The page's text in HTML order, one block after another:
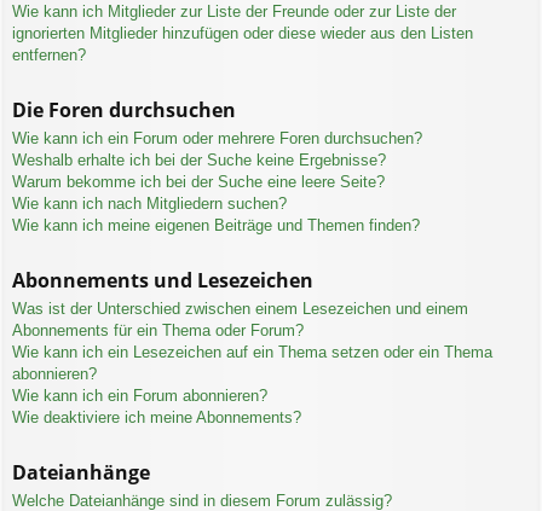
Wie kann ich Mitglieder zur Liste der Freunde oder zur Liste der
ignorierten Mitglieder hinzufügen oder diese wieder aus den Listen
entfernen?
Die Foren durchsuchen
Wie kann ich ein Forum oder mehrere Foren durchsuchen?
Weshalb erhalte ich bei der Suche keine Ergebnisse?
Warum bekomme ich bei der Suche eine leere Seite?
Wie kann ich nach Mitgliedern suchen?
Wie kann ich meine eigenen Beiträge und Themen finden?
Abonnements und Lesezeichen
Was ist der Unterschied zwischen einem Lesezeichen und einem
Abonnements für ein Thema oder Forum?
Wie kann ich ein Lesezeichen auf ein Thema setzen oder ein Thema
abonnieren?
Wie kann ich ein Forum abonnieren?
Wie deaktiviere ich meine Abonnements?
Dateianhänge
Welche Dateianhänge sind in diesem Forum zulässig?